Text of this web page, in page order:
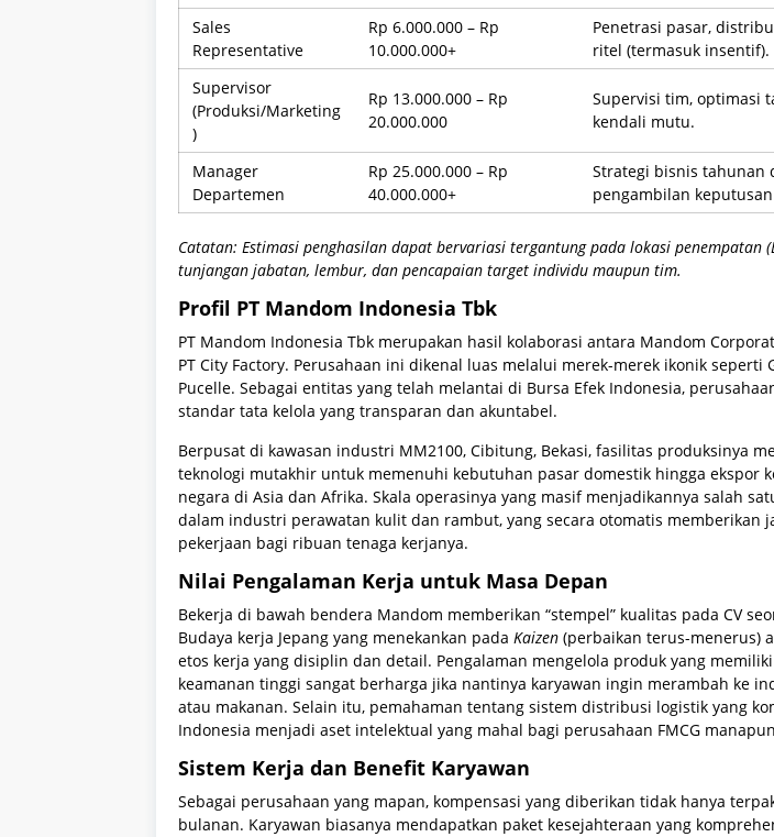
Sales
Representative
Rp 6.000.000 – Rp
10.000.000+
Penetrasi pasar,
ritel (termasuk insentif).
Supervisor
(Produksi/Marketing
)
Rp 13.000.000 – Rp
20.000.000
Supervisi tim, optimasi
kendali mutu.
Manager
Departemen
Rp 25.000.000 – Rp
40.000.000+
Strategi bisnis tahunan
pengambilan
Catatan: Estimasi penghasilan dapat bervariasi tergantung pada lokasi penempatan
tunjangan jabatan, lembur, dan pencapaian target individu maupun tim.
Profil PT Mandom Indonesia Tbk
PT Mandom Indonesia Tbk merupakan hasil kolaborasi antara Mandom
PT City Factory. Perusahaan ini dikenal luas melalui merek-merek ikonik seperti
Pucelle. Sebagai entitas yang telah melantai di Bursa Efek Indonesia,
standar tata kelola yang transparan dan akuntabel.
Berpusat di kawasan industri MM2100, Cibitung, Bekasi, fasilitas produksinya
teknologi mutakhir untuk memenuhi kebutuhan pasar domestik hingga ekspor
negara di Asia dan Afrika. Skala operasinya yang masif menjadikannya salah
dalam industri perawatan kulit dan rambut, yang secara otomatis memberikan
pekerjaan bagi ribuan tenaga kerjanya.
Nilai Pengalaman Kerja untuk Masa Depan
Bekerja di bawah bendera Mandom memberikan “stempel” kualitas pada CV
Budaya kerja Jepang yang menekankan pada Kaizen (perbaikan terus-menerus)
etos kerja yang disiplin dan detail. Pengalaman mengelola produk yang
keamanan tinggi sangat berharga jika nantinya karyawan ingin merambah ke
atau makanan. Selain itu, pemahaman tentang sistem distribusi logistik yang
Indonesia menjadi aset intelektual yang mahal bagi perusahaan FMCG
Sistem Kerja dan Benefit Karyawan
Sebagai perusahaan yang mapan, kompensasi yang diberikan tidak hanya
bulanan. Karyawan biasanya mendapatkan paket kesejahteraan yang